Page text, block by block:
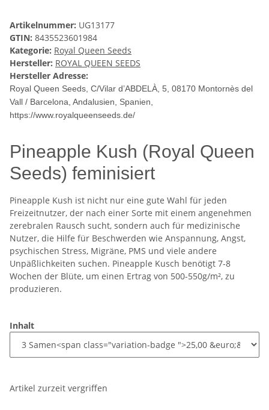
Artikelnummer: UG13177
GTIN: 8435523601984
Kategorie: Royal Queen Seeds
Hersteller: ROYAL QUEEN SEEDS
Hersteller Adresse:
Royal Queen Seeds, C/Vilar d’ABDELÀ, 5, 08170 Montornès del
Vall / Barcelona, Andalusien, Spanien,
https://www.royalqueenseeds.de/
Pineapple Kush (Royal Queen
Seeds) feminisiert
Pineapple Kush ist nicht nur eine gute Wahl für jeden
Freizeitnutzer, der nach einer Sorte mit einem angenehmen
zerebralen Rausch sucht, sondern auch für medizinische
Nutzer, die Hilfe für Beschwerden wie Anspannung, Angst,
psychischen Stress, Migräne, PMS und viele andere
Unpäßlichkeiten suchen. Pineapple Kusch benötigt 7-8
Wochen der Blüte, um einen Ertrag von 500-550g/m², zu
produzieren.
Inhalt
Artikel zurzeit vergriffen